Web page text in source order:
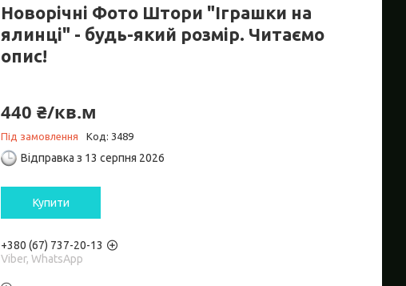
Новорічні Фото Штори "Іграшки на
ялинці" - будь-який розмір. Читаємо
опис!
440 ₴/кв.м
Під замовлення Код: 3489
Відправка з 13 серпня 2026
Купити
+380 (67) 737-20-13
Viber, WhatsApp